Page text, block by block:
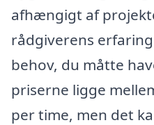
afhængigt af
rådgiverens
behov, du måtte
priserne ligge
per time, men det